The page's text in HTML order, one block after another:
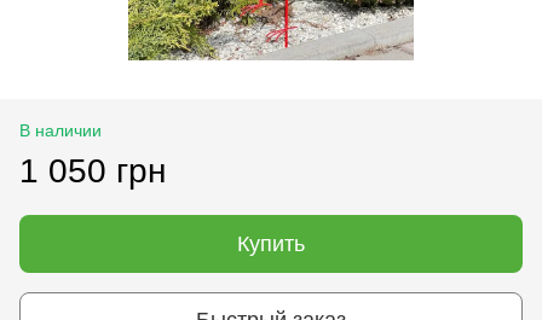
В наличии
1 050 грн
Купить